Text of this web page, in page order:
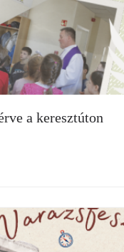
a keresztúton